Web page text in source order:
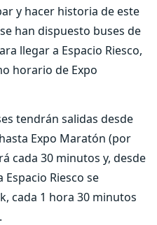
y hacer historia de este
han dispuesto buses de
llegar a Espacio Riesco,
horario de Expo
tendrán salidas desde
Expo Maratón (por
cada 30 minutos y, desde
Espacio Riesco se
cada 1 hora 30 minutos